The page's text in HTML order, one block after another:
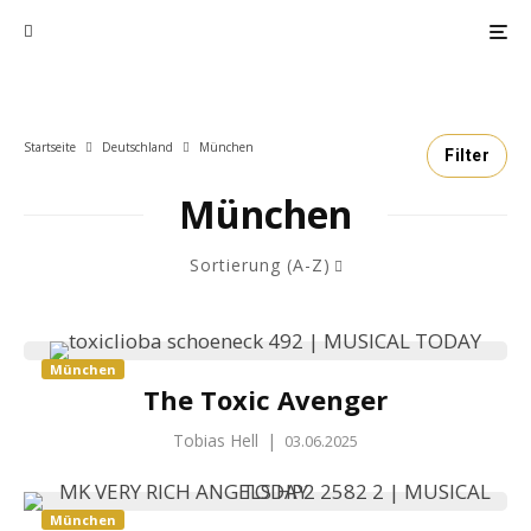
Startseite Deutschland München Filter
München
Sortierung (A-Z)
München
The Toxic Avenger
Tobias Hell | 03.06.2025
München